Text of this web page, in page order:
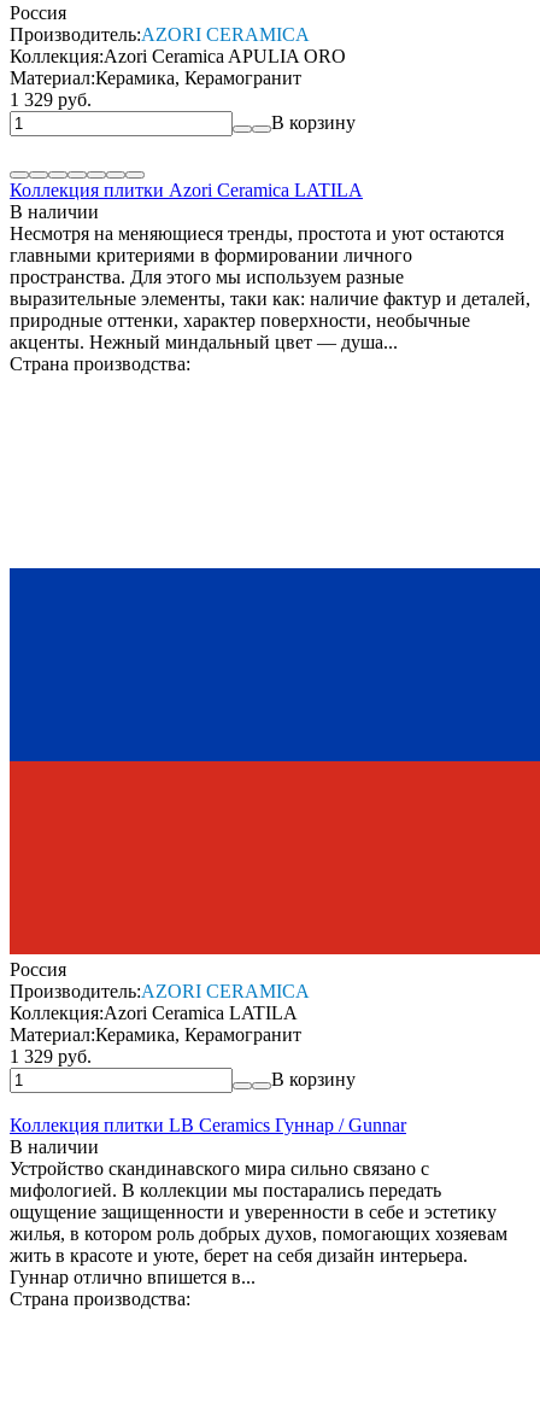
Россия
Производитель:AZORI CERAMICA
Коллекция:Azori Ceramica APULIA ORO
Материал:Керамика, Керамогранит
1 329 руб.
В корзину
Коллекция плитки Azori Ceramica LATILA
В наличии
Несмотря на меняющиеся тренды, простота и уют остаются
главными критериями в формировании личного
пространства. Для этого мы используем разные
выразительные элементы, таки как: наличие фактур и деталей,
природные оттенки, характер поверхности, необычные
акценты. Нежный миндальный цвет — душа...
Страна производства:
Россия
Производитель:AZORI CERAMICA
Коллекция:Azori Ceramica LATILA
Материал:Керамика, Керамогранит
1 329 руб.
В корзину
Коллекция плитки LB Ceramics Гуннар / Gunnar
В наличии
Устройство скандинавского мира сильно связано с
мифологией. В коллекции мы постарались передать
ощущение защищенности и уверенности в себе и эстетику
жилья, в котором роль добрых духов, помогающих хозяевам
жить в красоте и уюте, берет на себя дизайн интерьера.
Гуннар отлично впишется в...
Страна производства: